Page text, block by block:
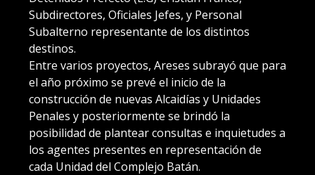
Subdirectores, Oficiales Jefes, y Personal
Subalterno representante de los distintos
destinos.
Entre varios proyectos, Areses subrayó que para
el año próximo se prevé el inicio de la
construcción de nuevas Alcaidías y Unidades
Penales y posteriormente se brindó la
posibilidad de plantear consultas e inquietudes a
los agentes presentes en representación de
cada Unidad del Complejo Batán.